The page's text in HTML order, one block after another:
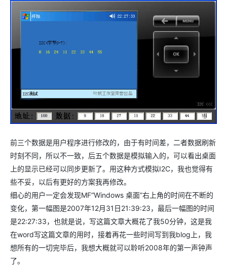
前三个数据是用户程序进行修改的，由于有时间差，二者数据刷新
时刻不同，所以不一致，后五个数据是模拟输入的，可以看出桌面
上的显示已经可以同步更新了。用这种方式模拟I2C，我也觉得有
些不妥，以后有更好的方案我再修改。
细心的用户一定会发现MF“Windows 桌面”右上角的时间在不断的
变化，第一幅图是2007年12月31日21:39:23，最后一幅图的时间
是22:27:33，也就是说，写这篇文章大概花了我50分钟，这是我
在word写这篇文章的用时，接着再花一些时间写到我blog上，我
想所有的一切完毕后，我想大概就可以聆听2008年的第一声钟声
了。